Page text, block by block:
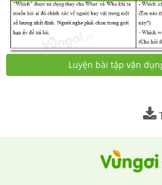
Luyện bài tập vận